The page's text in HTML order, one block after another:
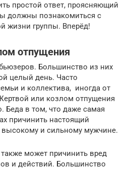
простой ответ, проясняющий
должны по­знакомиться с
жизни группы. Вперёд!
отпущения
Большинство из них
целый день. Часто
и коллектива, иногда от
или козлом отпущения
Беда в том, что даже самая
причинить настоящий
высокому и сильному мужчине.
может причинить вред
и действий. Большинство